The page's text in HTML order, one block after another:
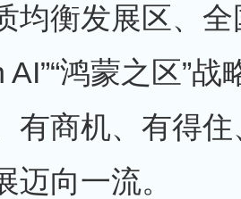
均衡发展区、
AI”“鸿蒙之区”
有商机、有得
迈向一流。